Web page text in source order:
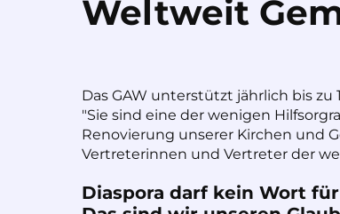
Weltweit
Das GAW unterstützt jährlich bis zu
"Sie sind eine der wenigen
Renovierung unserer Kirchen und
Vertreterinnen und Vertreter der
Diaspora darf kein Wort